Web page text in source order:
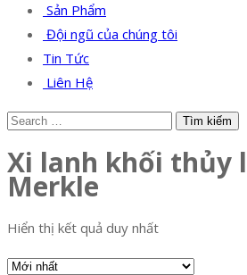
Sản Phẩm
Đội ngũ của chúng tôi
Tin Tức
Liên Hệ
Xi lanh khối thủy
Merkle
Hiển thị kết quả duy nhất